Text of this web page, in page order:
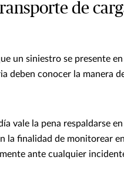
de
un siniestro se presente
deben conocer la manera
vale la pena respaldarse
la finalidad de monitorear
ante cualquier